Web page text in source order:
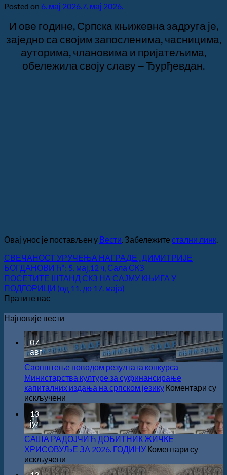
Posted on 6. мај 2026.7. мај 2026.
И ове године, Српска књижевна задруга је,
заједно са својим запосленима, часницима,
ауторима, члановима и пријатељима,
обележила своју славу ‒ Ђурђевдан.
Овај унос је постављен у Вести. Забележите стални линк.
СВЕЧАНОСТ УРУЧЕЊА НАГРАДЕ „ДИМИТРИЈЕ
БОГДАНОВИЋ“: 5. мај,12 ч, Сала СКЗ
ПОСЕТИТЕ ШТАНД СКЗ НА САЈМУ КЊИГА У
ПОДГОРИЦИ (од 11. до 17. маја)
Пратите нас
Најновије вести
07
авг
Саопштење поводом резултата конкурса
Министарства културе за суфинансирање
капиталних издања на српском језику Коментари су
искључени
Саопштење
поводом
резултата
конкурса
Министарства
за
13
јул
САША РАДОЈЧИЋ ДОБИТНИК ЖИЧКЕ
ХРИСОВУЉЕ ЗА 2026. ГОДИНУ Коментари су
искључени
САША